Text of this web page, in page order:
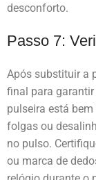
desconforto.
Passo 7:
Após substituir a
final para garantir
pulseira está
folgas ou
no pulso.
ou marca de